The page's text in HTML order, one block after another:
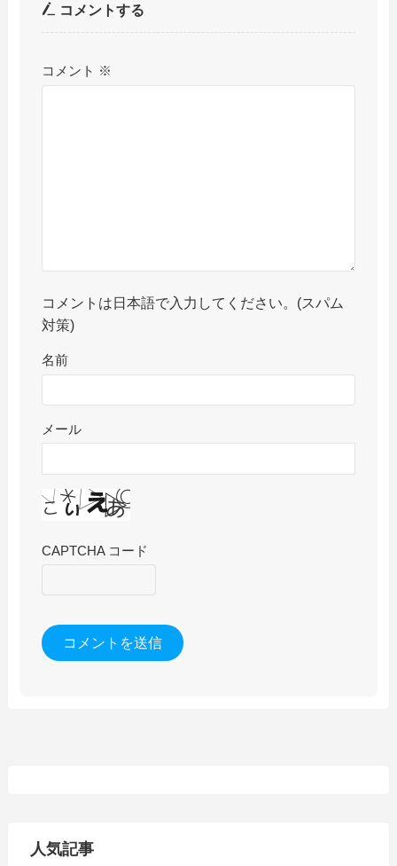
コメントする
コメント ※
コメントは日本語で入力してください。(スパム
対策)
名前
メール
CAPTCHA コード
人気記事